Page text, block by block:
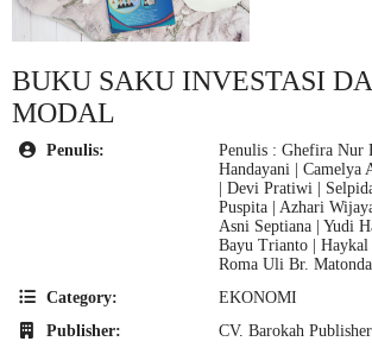
BUKU SAKU INVESTASI
MODAL
Penulis:
Penulis : Ghefira Nur
Handayani | Camelya
| Devi Pratiwi |
Puspita | Azhari
Asni Septiana | Yudi
Bayu Trianto | Haykal
Roma Uli Br.
Category:
EKONOMI
Publisher:
CV. Barokah Publisher